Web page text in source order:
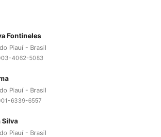
Fontineles
Piauí - Brasil
4062-5083
Piauí - Brasil
6339-6557
Silva
Piauí - Brasil